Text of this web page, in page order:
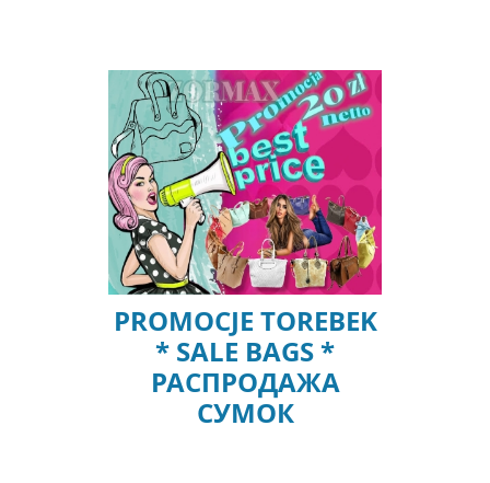
PROMOCJE TOREBEK
* SALE BAGS *
РАСПРОДАЖА
СУМОК